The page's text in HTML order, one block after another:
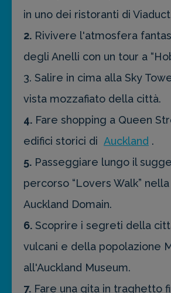
in uno dei ristoranti di
2. Rivivere l'atmosfera
degli Anelli con un tour a
3. Salire in cima alla Sky
vista mozzafiato della città.
4. Fare shopping a Queen
edifici storici di Auckland .
5. Passeggiare lungo il
percorso “Lovers Walk”
Auckland Domain.
6. Scoprire i segreti della
vulcani e della popolazione
all'Auckland Museum.
7. Fare una gita in traghetto